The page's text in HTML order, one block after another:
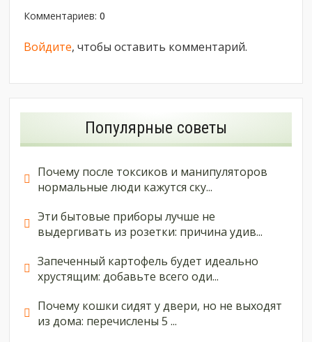
Комментариев:0
Войдите, чтобы оставить комментарий.
Популярные советы
Почему после токсиков и манипуляторов
нормальные люди кажутся ску...
Эти бытовые приборы лучше не
выдергивать из розетки: причина удив...
Запеченный картофель будет идеально
хрустящим: добавьте всего оди...
Почему кошки сидят у двери, но не выходят
из дома: перечислены 5 ...